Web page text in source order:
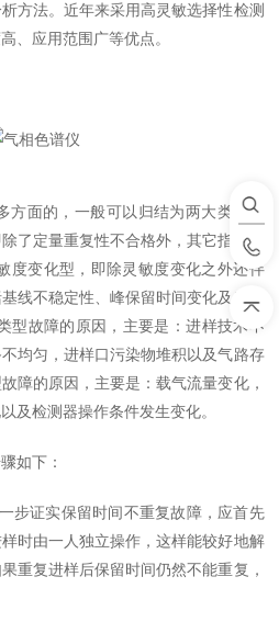
方法。近年来采用高灵敏选择性检测
、应用范围广等优点。
面的，一般可以归结为两大类：一
了定量重复性不合格外，其它指标未
度变化型，即除灵敏度变化之外还伴
线不稳定性、峰保留时间变化及产生
型故障的原因，主要是：进样技术不
均匀，进样口污染物堆积以及气路存
障的原因，主要是：载气流量变化，
及检测器操作条件发生变化。
如下：
步证实保留时间不重复故障，应首先
时由一人独立操作，这样能较好地解
重复进样后保留时间仍然不能重复，